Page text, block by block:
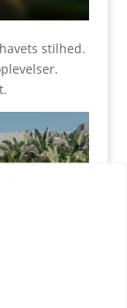
stilhed.